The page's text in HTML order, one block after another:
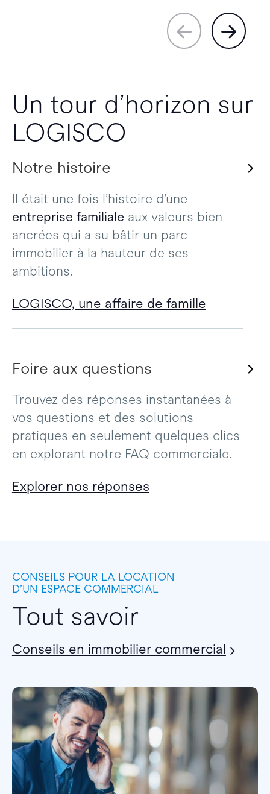
Un tour d’horizon sur
LOGISCO
Notre histoire
Il était une fois l’histoire d’une
entreprise familiale aux valeurs bien
ancrées qui a su bâtir un parc
immobilier à la hauteur de ses
ambitions.
LOGISCO, une affaire de famille
Foire aux questions
Trouvez des réponses instantanées à
vos questions et des solutions
pratiques en seulement quelques clics
en explorant notre FAQ commerciale.
Explorer nos réponses
CONSEILS POUR LA LOCATION
D’UN ESPACE COMMERCIAL
Tout savoir
Conseils en immobilier commercial